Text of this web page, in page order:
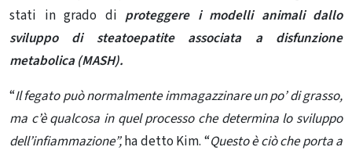
stati in grado di proteggere i modelli animali dallo
sviluppo di steatoepatite associata a disfunzione
metabolica (MASH).
“Il fegato può normalmente immagazzinare un po’ di grasso,
ma c’è qualcosa in quel processo che determina lo sviluppo
dell’infiammazione”,ha detto Kim. “Questo è ciò che porta a